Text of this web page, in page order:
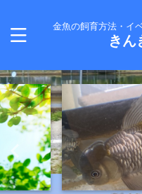
金魚の飼育方法・イ
きん